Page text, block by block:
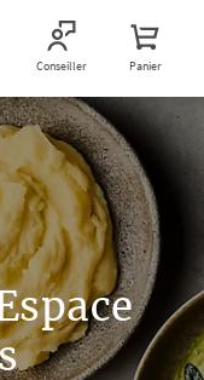
Conseiller Panier